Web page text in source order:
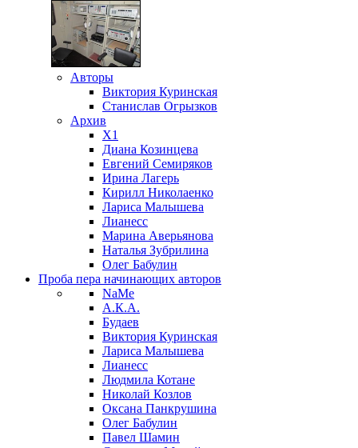
Авторы
Виктория Куринская
Станислав Огрызков
Архив
X1
Диана Козинцева
Евгений Семиряков
Ирина Лагерь
Кирилл Николаенко
Лариса Малышева
Лианесс
Марина Аверьянова
Наталья Зубрилина
Олег Бабулин
Проба пера начинающих авторов
NaMe
А.К.А.
Будаев
Виктория Куринская
Лариса Малышева
Лианесс
Людмила Котане
Николай Козлов
Оксана Панкрушина
Олег Бабулин
Павел Шамин